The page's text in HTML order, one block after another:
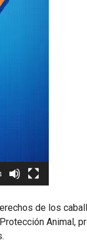
de los
Animal,